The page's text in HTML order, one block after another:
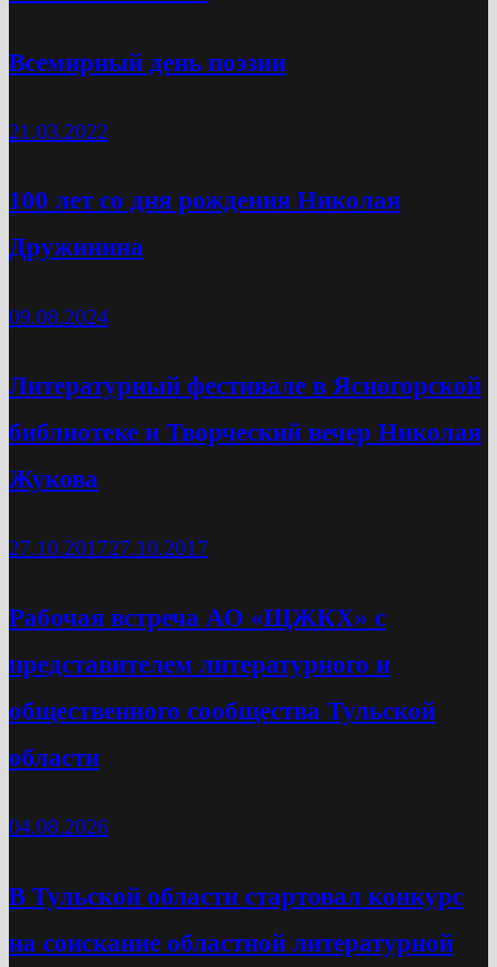
Всемирный день поэзии
21.03.2022
100 лет со дня рождения Николая
Дружинина
09.08.2024
Литературный фестивале в Ясногорской
библиотеке и Творческий вечер Николая
Жукова
27.10.201727.10.2017
Рабочая встреча АО «ЩЖКХ» с
представителем литературного и
общественного сообщества Тульской
области
04.08.2026
В Тульской области стартовал конкурс
на соискание областной литературной